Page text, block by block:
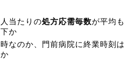
当たりの処方応需毎数が平均も
か
なのか、門前病院に終業時刻は